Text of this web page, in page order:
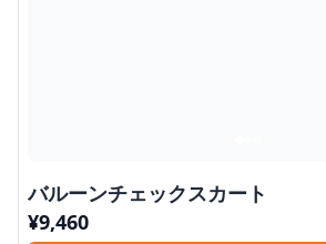
バルーンチェックスカート
¥9,460